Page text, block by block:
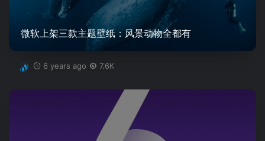
微软上架三款主题壁纸：风景动物全都有
6 years ago 7.6K